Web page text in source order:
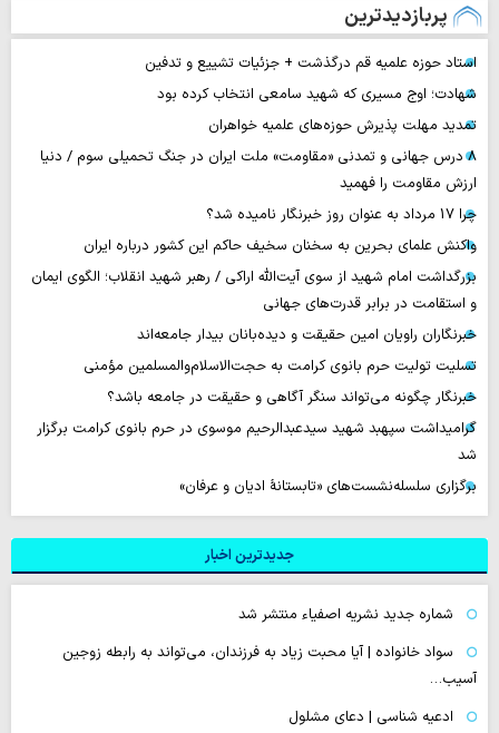
پربازدیدترین
استاد حوزه علمیه قم درگذشت + جزئیات تشییع و تدفین
شهادت؛ اوج مسیری که شهید سامعی انتخاب کرده بود
تمدید مهلت پذیرش حوزه‌های علمیه خواهران
۸ درس جهانی و تمدنی «مقاومت» ملت ایران در جنگ تحمیلی سوم / دنیا
ارزش مقاومت را فهمید
چرا 17 مرداد به عنوان روز خبرنگار نامیده شد؟
واکنش علمای بحرین به سخنان سخیف حاکم این کشور درباره ایران
بزرگداشت امام شهید از سوی آیت‌الله اراکی / رهبر شهید انقلاب؛ الگوی ایمان
و استقامت در برابر قدرت‌های جهانی
خبرنگاران راویان امین حقیقت و دیده‌بانان بیدار جامعه‌اند
تسلیت تولیت حرم بانوی کرامت به حجت‌الاسلام‌والمسلمین مؤمنی
خبرنگار چگونه می‌تواند سنگر آگاهی و حقیقت در جامعه باشد؟
گرامیداشت سپهبد شهید سیدعبدالرحیم موسوی در حرم بانوی کرامت برگزار
شد
برگزاری سلسله‌نشست‌های «تابستانهٔ ادیان و عرفان»
جدیدترین اخبار
شماره جدید نشریه اصفیاء منتشر شد
سواد خانواده | آیا محبت زیاد به فرزندان، می‌تواند به رابطه زوجین
آسیب…
ادعیه شناسی | دعای مشلول